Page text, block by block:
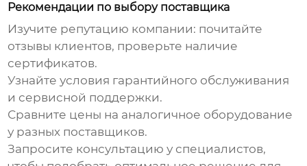
Рекомендации по выбору поставщика
Изучите репутацию компании: почитайте
отзывы клиентов, проверьте наличие
сертификатов.
Узнайте условия гарантийного обслуживания
и сервисной поддержки.
Сравните цены на аналогичное оборудование
у разных поставщиков.
Запросите консультацию у специалистов,